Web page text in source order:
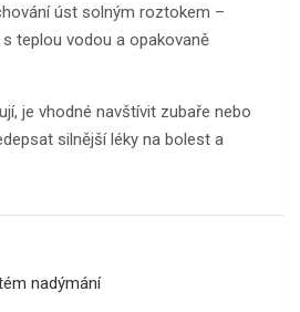
úst solným roztokem –
teplou vodou a opakovaně
je vhodné navštívit zubaře nebo
silnější léky na bolest a
nadýmání